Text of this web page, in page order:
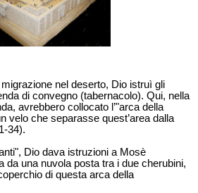
migrazione nel deserto, Dio istruì gli
di convegno (tabernacolo). Qui, nella
avrebbero collocato l’"arca della
velo che separasse quest’area dalla
34).
Dio dava istruzioni a Mosè
da una nuvola posta tra i due cherubini,
di questa arca della